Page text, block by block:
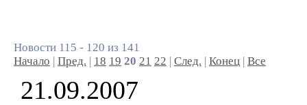
Новости 115 - 120 из 141
Начало | Пред. | 18 19 20 21 22 | След. | Конец | Все
21.09.2007